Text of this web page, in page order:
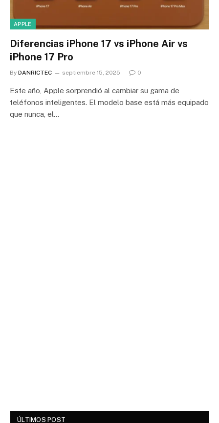
APPLE
Diferencias iPhone 17 vs iPhone Air vs
iPhone 17 Pro
By DANRICTEC septiembre 15, 2025 0
Este año, Apple sorprendió al cambiar su gama de
teléfonos inteligentes. El modelo base está más equipado
que nunca, el…
ÚLTIMOS POST